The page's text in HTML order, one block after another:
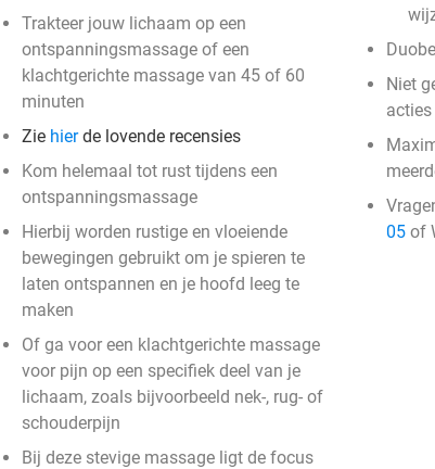
Trakteer jouw lichaam op een
ontspanningsmassage of een
klachtgerichte massage van 45 of 60
minuten
Zie hierde lovende recensies
Kom helemaal tot rust tijdens een
ontspanningsmassage
Hierbij worden rustige en vloeiende
bewegingen gebruikt om je spieren te
laten ontspannen en je hoofd leeg te
maken
Of ga voor een klachtgerichte massage
voor pijn op een specifiek deel van je
lichaam, zoals bijvoorbeeld nek-, rug- of
schouderpijn
Bij deze stevige massage ligt de focus
Niet
acties
05 of